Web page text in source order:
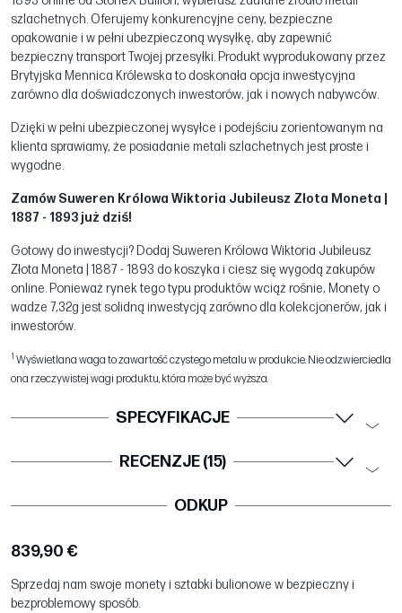
szlachetnych. Oferujemy konkurencyjne ceny, bezpieczne
opakowanie i w pełni ubezpieczoną wysyłkę, aby zapewnić
bezpieczny transport Twojej przesyłki. Produkt wyprodukowany przez
Brytyjska Mennica Królewska to doskonała opcja inwestycyjna
zarówno dla doświadczonych inwestorów, jak i nowych nabywców.
Dzięki w pełni ubezpieczonej wysyłce i podejściu zorientowanym na
klienta sprawiamy, że posiadanie metali szlachetnych jest proste i
wygodne.
Zamów Suweren Królowa Wiktoria Jubileusz Złota Moneta |
1887 - 1893 już dziś!
Gotowy do inwestycji? Dodaj Suweren Królowa Wiktoria Jubileusz
Złota Moneta | 1887 - 1893 do koszyka i ciesz się wygodą zakupów
online. Ponieważ rynek tego typu produktów wciąż rośnie, Monety o
wadze 7,32g jest solidną inwestycją zarówno dla kolekcjonerów, jak i
inwestorów.
1 Wyświetlana waga to zawartość czystego metalu w produkcie. Nie odzwierciedla
ona rzeczywistej wagi produktu, która może być wyższa.
SPECYFIKACJE
RECENZJE (15)
ODKUP
839,90 €
Sprzedaj nam swoje monety i sztabki bulionowe w bezpieczny i
bezproblemowy sposób.